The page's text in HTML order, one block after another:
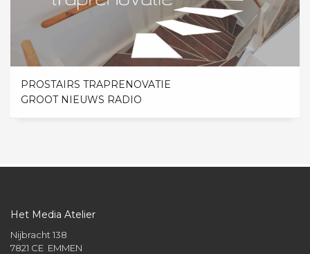
PROSTAIRS TRAPRENOVATIE
GROOT NIEUWS RADIO
Het Media Atelier
Nijbracht 138
7821 CE EMMEN